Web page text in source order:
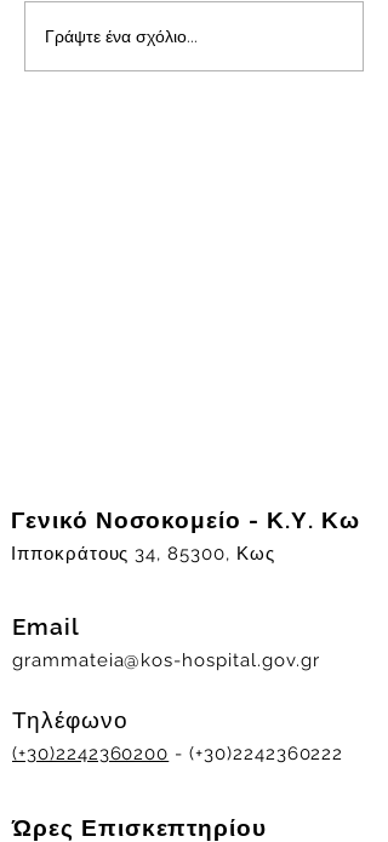
Γράψτε ένα σχόλιο...
Γενικό Νοσοκομείο - Κ.Υ. Κω
Ιπποκράτους 34, 85300, Κως
Email
grammateia@kos-hospital.gov.gr
Τηλέφωνο
(+30)2242360200 - (+30)2242360222
Ώρες Επισκεπτηρίου